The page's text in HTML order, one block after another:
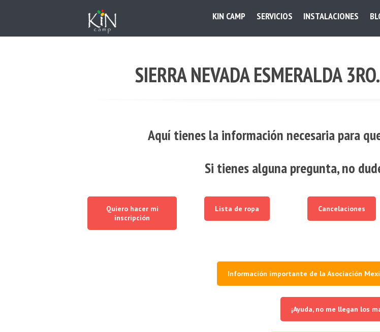
KIN CAMP SERVICIOS INSTALACIONES
SIERRA NEVADA ESMERALDA
Aquí tienes la información necesaria para
Si tienes alguna pregunta, no
Quiero hacer mi
inscripción
Lista de ropa Cancelaciones
Información importante de la Asociación
¡Ayuda, no me llegan los